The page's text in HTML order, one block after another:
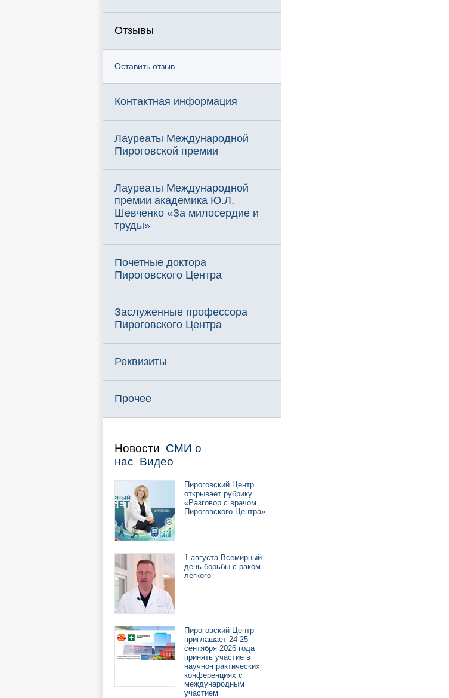
Отзывы
Оставить отзыв
Контактная информация
Лауреаты Международной
Пироговской премии
Лауреаты Международной
премии академика Ю.Л.
Шевченко «За милосердие и
труды»
Почетные доктора
Пироговского Центра
Заслуженные профессора
Пироговского Центра
Реквизиты
Прочее
Новости СМИ о
нас Видео
Пироговский Центр
открывает рубрику
«Разговор с врачом
Пироговского Центра»
1 августа Всемирный
день борьбы с раком
лёгкого
Пироговский Центр
приглашает 24-25
сентября 2026 года
принять участие в
научно-практических
конференциях с
международным
участием